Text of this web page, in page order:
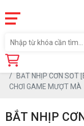
Trang chủ
BẮT NHỊP CƠN SỐT
CHƠI GAME MƯỢT MÀ
BẮT NHỊP